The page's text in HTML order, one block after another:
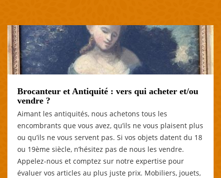
Brocanteur et Antiquité : vers qui acheter et/ou
vendre ?
Aimant les antiquités, nous achetons tous les
encombrants que vous avez, qu’ils ne vous plaisent plus
ou qu’ils ne vous servent pas. Si vos objets datent du 18
ou 19ème siècle, n’hésitez pas de nous les vendre.
Appelez-nous et comptez sur notre expertise pour
évaluer vos articles au plus juste prix. Mobiliers, jouets,